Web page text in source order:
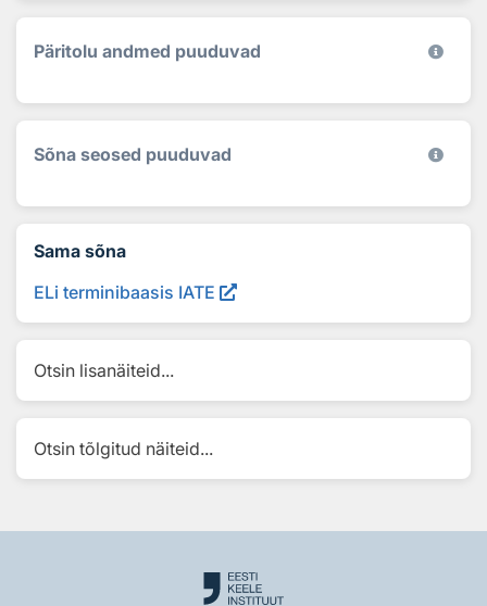
Päritolu andmed puuduvad
Sõna seosed puuduvad
Sama sõna
ELi terminibaasis IATE
Otsin lisanäiteid...
Otsin tõlgitud näiteid...